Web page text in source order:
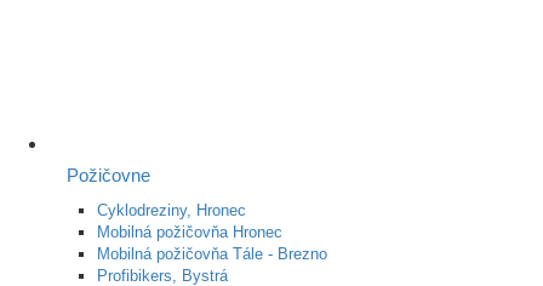
Požičovne
Cyklodreziny, Hronec
Mobilná požičovňa Hronec
Mobilná požičovňa Tále - Brezno
Profibikers, Bystrá